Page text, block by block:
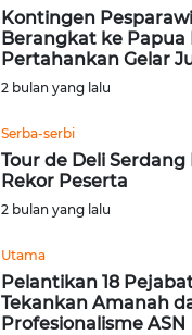
Kontingen
Berangkat ke Papua
Pertahankan Gelar
2 bulan yang lalu
Serba-serbi
Tour de Deli
Rekor Peserta
2 bulan yang lalu
Utama
Pelantikan 18
Tekankan Amanah
Profesionalisme ASN